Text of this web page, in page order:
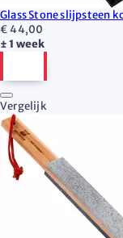
Glass Stone slijpsteen
€ 44,00
± 1 week
Vergelijk